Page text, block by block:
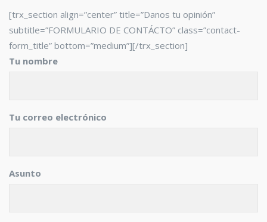
[trx_section align=”center” title=”Danos tu opinión”
subtitle=”FORMULARIO DE CONTÁCTO” class=”contact-
form_title” bottom=”medium”][/trx_section]
Tu nombre
Tu correo electrónico
Asunto